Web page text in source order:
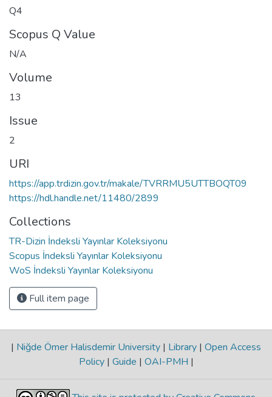
Q4
Scopus Q Value
N/A
Volume
13
Issue
2
URI
https://app.trdizin.gov.tr/makale/TVRRMU5UTTBOQT09
https://hdl.handle.net/11480/2899
Collections
TR-Dizin İndeksli Yayınlar Koleksiyonu
Scopus İndeksli Yayınlar Koleksiyonu
WoS İndeksli Yayınlar Koleksiyonu
Full item page
| Niğde Ömer Halisdemir University | Library | Open Access
Policy | Guide | OAI-PMH |